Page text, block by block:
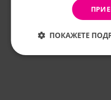
ПОКАЖЕТЕ